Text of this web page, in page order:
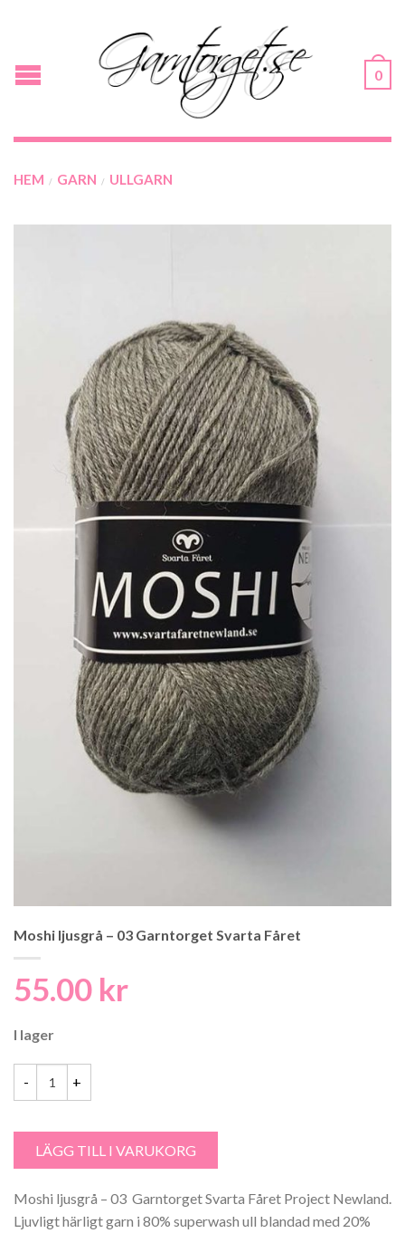
0
HEM / GARN / ULLGARN
Moshi ljusgrå – 03 Garntorget Svarta Fåret
55.00 kr
I lager
LÄGG TILL I VARUKORG
Moshi ljusgrå – 03 Garntorget Svarta Fåret Project Newland.
Ljuvligt härligt garn i 80% superwash ull blandad med 20%